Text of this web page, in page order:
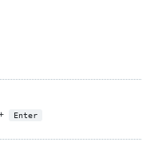
Enter